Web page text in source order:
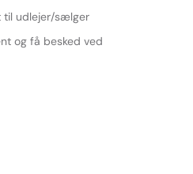
til udlejer/sælger
og få besked ved